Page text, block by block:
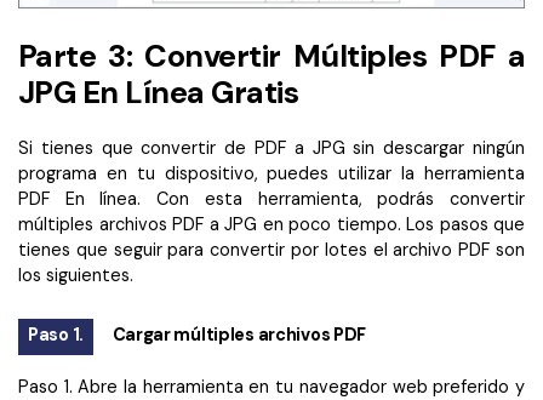
Parte 3: Convertir Múltiples PDF a
JPG En Línea Gratis
Si tienes que convertir de PDF a JPG sin descargar ningún
programa en tu dispositivo, puedes utilizar la herramienta
PDF En línea. Con esta herramienta, podrás convertir
múltiples archivos PDF a JPG en poco tiempo. Los pasos que
tienes que seguir para convertir por lotes el archivo PDF son
los siguientes.
Paso 1. Cargar múltiples archivos PDF
Paso 1. Abre la herramienta en tu navegador web preferido y